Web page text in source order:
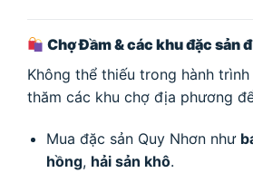
Chợ Đầm & các khu đặc sản
Không thể thiếu trong hành
thăm các khu chợ địa phương
Mua đặc sản Quy Nhơn như
hồng, hải sản khô.